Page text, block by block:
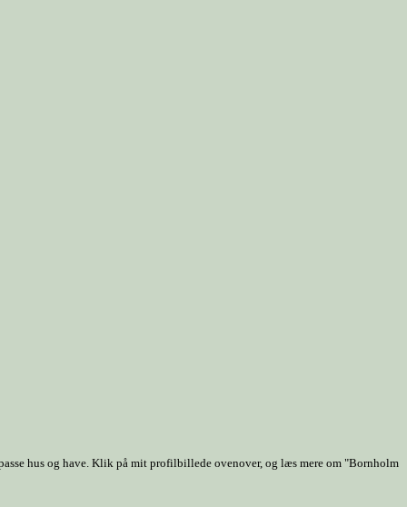
hus og have. Klik på mit profilbillede ovenover, og læs mere om "Bornholm